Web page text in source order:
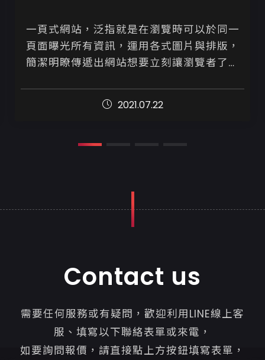
一頁式網站，泛指就是在瀏覽時可以於同一
頁面曝光所有資訊，運用各式圖片與排版，
簡潔明瞭傳遞出網站想要立刻讓瀏覽者了解
式，針對主打商品，快速累積銷售量。
2021.07.22
Contact us
需要任何服務或有疑問，歡迎利用LINE線上客
服、填寫以下聯絡表單或來電，
如要詢問報價，請直接點上方按鈕填寫表單，